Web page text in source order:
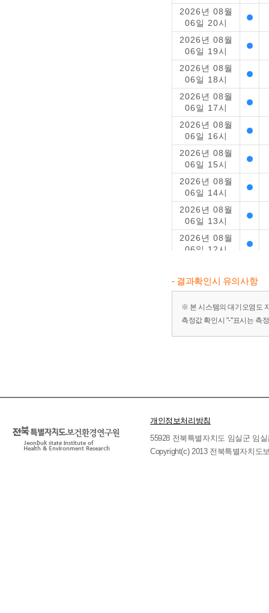
2026년 08월
06일 20시
2026년 08월
06일 19시
2026년 08월
06일 18시
2026년 08월
06일 17시
2026년 08월
06일 16시
2026년 08월
06일 15시
2026년 08월
06일 14시
2026년 08월
06일 13시
2026년 08월
06일 12시
06일 11시
2026년 08월
06일 10시
2026년 08월
06일 09시
06일 06시
2026년 08월
06일 05시
- 결과확인시 유의사항
※ 본 시스템의 대기오염도
측정값 확인시 "-"표시는 측
개인정보처리방침
55928 전북특별자치도 임실군 임
Copyright(c) 2013 전북특별자치도